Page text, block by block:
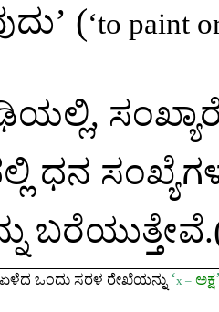
’ (‘to paint
,
ಧನ
ಬರೆಯುತ್ತೇವೆ
ಏಳೆದ ಒಂದು ಸರಳ ರೇಖೆಯನ್ನು ‘x – ಅಕ್ಷ